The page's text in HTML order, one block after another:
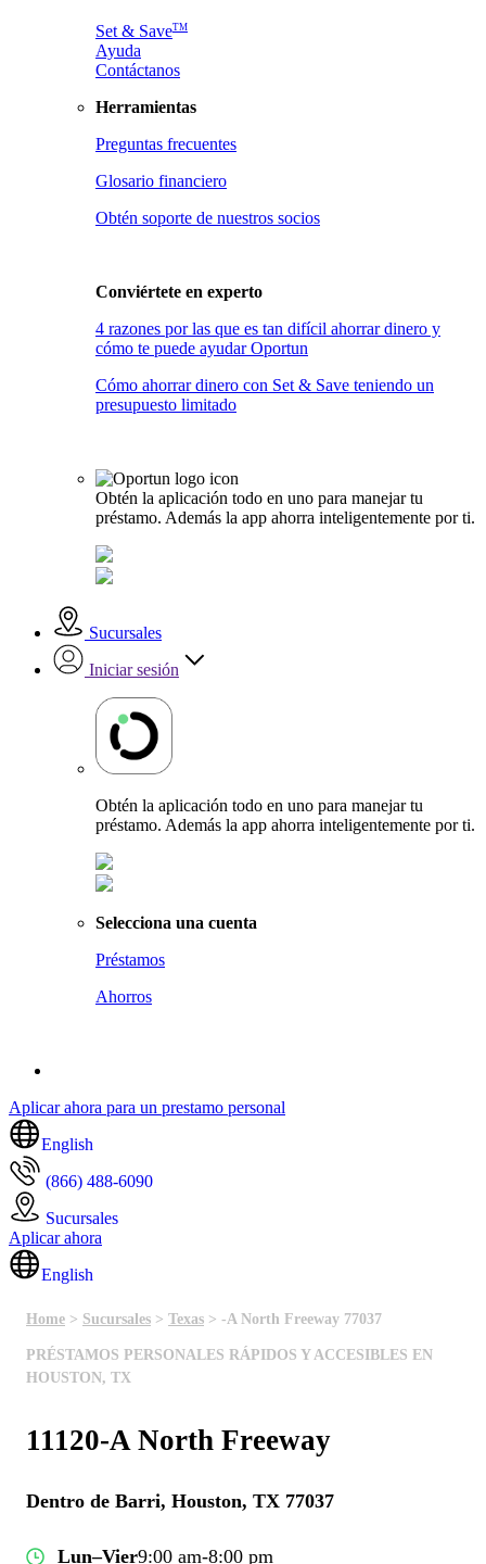
Set & SaveTM
Ayuda
Contáctanos
Herramientas
Preguntas frecuentes
Glosario financiero
Obtén soporte de nuestros socios
Conviértete en experto
4 razones por las que es tan difícil ahorrar dinero y
cómo te puede ayudar Oportun
Cómo ahorrar dinero con Set & Save teniendo un
presupuesto limitado
Obtén la aplicación todo en uno para manejar tu
préstamo. Además la app ahorra inteligentemente por ti.
Sucursales
Iniciar sesión
Obtén la aplicación todo en uno para manejar tu
préstamo. Además la app ahorra inteligentemente por ti.
Selecciona una cuenta
Préstamos
Ahorros
Aplicar ahora para un prestamo personal
English
(866) 488-6090
Sucursales
Aplicar ahora
English
Home > Sucursales > Texas > -A North Freeway 77037
PRÉSTAMOS PERSONALES RÁPIDOS Y ACCESIBLES EN
HOUSTON, TX
11120-A North Freeway
Dentro de Barri, Houston, TX 77037
Lun–Vier9:00 am-8:00 pm